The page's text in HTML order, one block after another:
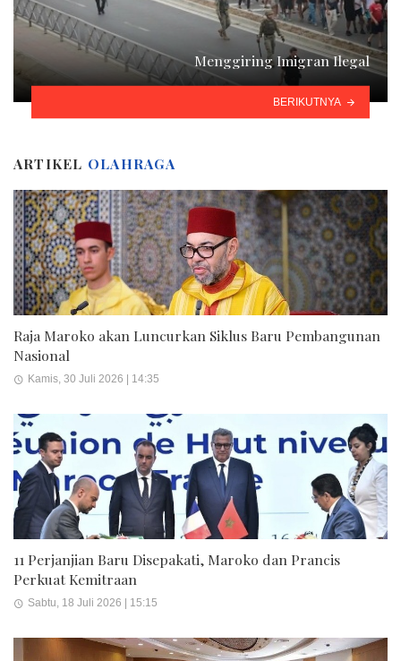
Menggiring Imigran Ilegal
BERIKUTNYA
ARTIKEL OLAHRAGA
Raja Maroko akan Luncurkan Siklus Baru Pembangunan
Nasional
Kamis, 30 Juli 2026 | 14:35
11 Perjanjian Baru Disepakati, Maroko dan Prancis
Perkuat Kemitraan
Sabtu, 18 Juli 2026 | 15:15